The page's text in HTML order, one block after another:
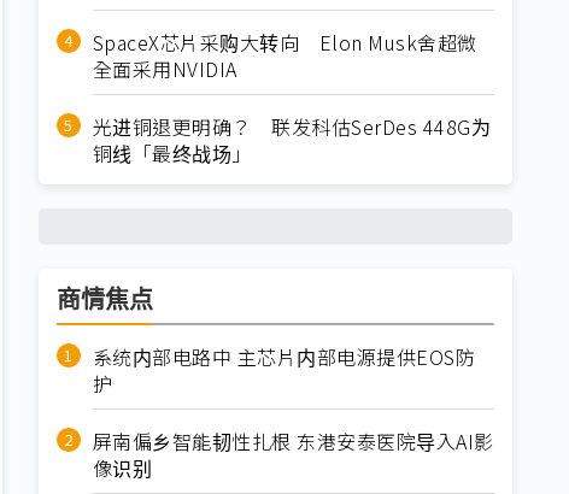
SpaceX芯片采购大转向 Elon Musk舍超微
全面采用NVIDIA
光进铜退更明确？ 联发科估SerDes 448G为
铜线「最终战场」
商情焦点
系统内部电路中 主芯片内部电源提供EOS防
护
屏南偏乡智能韧性扎根 东港安泰医院导入AI影
像识别